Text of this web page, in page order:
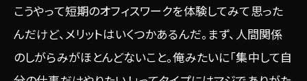
こうやって短期のオフィスワークを体験してみて思った
んだけど、メリットはいくつかあるんだ。まず、人間関係
のしがらみがほとんどないこと。俺みたいに「集中して自